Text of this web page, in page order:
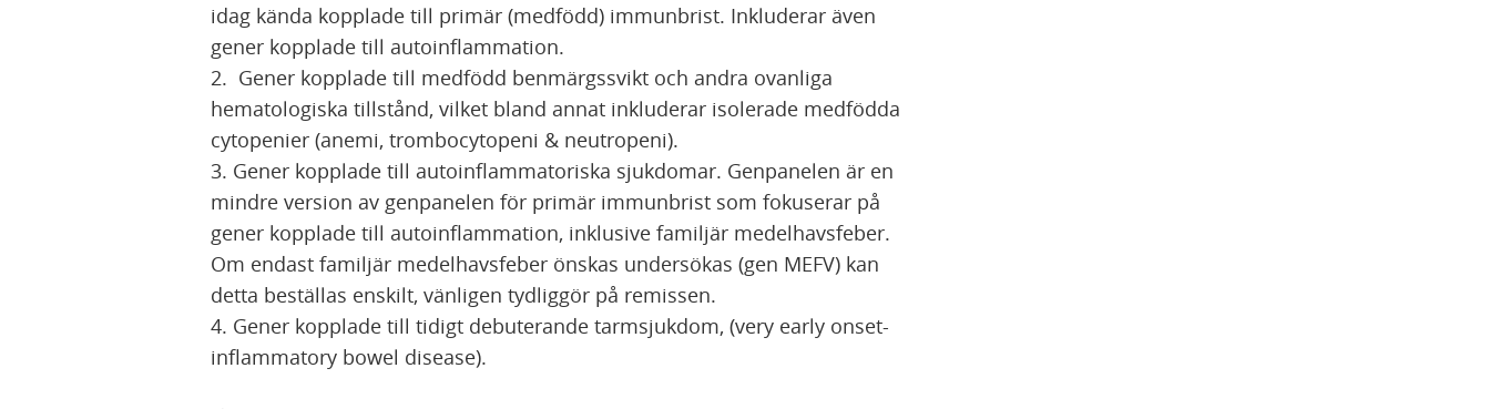
idag kända kopplade till primär (medfödd) immunbrist. Inkluderar även
gener kopplade till autoinflammation.
Gener kopplade till medfödd benmärgssvikt och andra ovanliga
hematologiska tillstånd, vilket bland annat inkluderar isolerade medfödda
cytopenier (anemi, trombocytopeni & neutropeni).
Gener kopplade till autoinflammatoriska sjukdomar. Genpanelen är en
mindre version av genpanelen för primär immunbrist som fokuserar på
gener kopplade till autoinflammation, inklusive familjär medelhavsfeber.
Om endast familjär medelhavsfeber önskas undersökas (gen MEFV) kan
detta beställas enskilt, vänligen tydliggör på remissen.
Gener kopplade till tidigt debuterande tarmsjukdom, (very early onset-
inflammatory bowel disease).